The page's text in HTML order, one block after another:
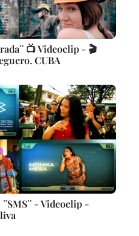
📺 Videoclip - 🎬
CUBA
- Videoclip -